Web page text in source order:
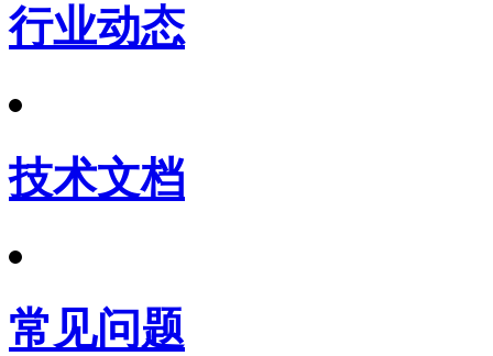
行业动态
技术文档
常见问题